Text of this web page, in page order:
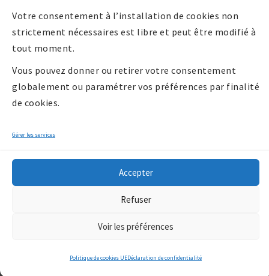
Votre consentement à l’installation de cookies non
strictement nécessaires est libre et peut être modifié à
tout moment.
Vous pouvez donner ou retirer votre consentement
globalement ou paramétrer vos préférences par finalité
de cookies.
Gérer les services
Accepter
Refuser
Voir les préférences
Politique de cookies UEDéclaration de confidentialité
Copyright 2026 -